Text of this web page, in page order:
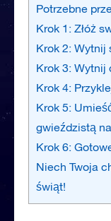
Potrzebne
Krok 1: Złóż
Krok 2: Wytnij
Krok 3: Wytnij
Krok 4:
Krok 5:
gwieździstą
Krok 6:
Niech Twoja
świąt!